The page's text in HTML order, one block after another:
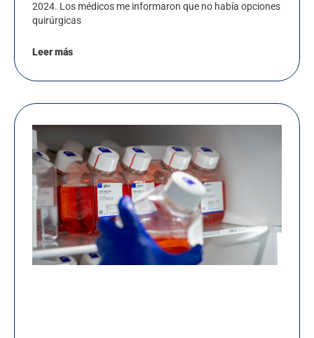
2024. Los médicos me informaron que no había opciones
quirúrgicas
Leer más